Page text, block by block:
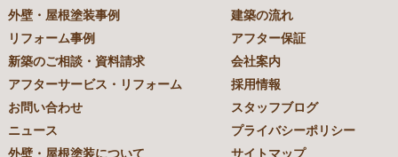
外壁・屋根塗装事例
リフォーム事例
新築のご相談・資料請求
アフターサービス・リフォーム
お問い合わせ
ニュース
外壁・屋根塗装について
建築の流れ
アフター保証
会社案内
採用情報
スタッフブログ
プライバシーポリシー
サイトマップ